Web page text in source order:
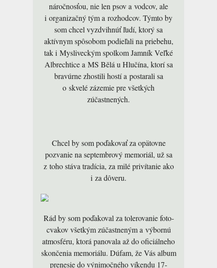
náročnosťou, nie len psov a vodcov, ale
i organizačný tým a rozhodcov. Týmto by
som chcel vyzdvihnúť ľudí, ktorý sa
aktívnym spôsobom podieľali na priebehu,
tak i Mysliveckým spolkom Jamník Veľké
Albrechtice a MS Bělá u Hlučína, ktorí sa
bravúrne zhostili hostí a postarali sa
o skvelé zázemie pre všetkých
zúčastnených.
Chcel by som poďakovať za opätovne
pozvanie na septembrový memoriál, už sa
z toho stáva tradícia, za milé privítanie ako
i za dôveru.
Rád by som poďakoval za tolerovanie foto-
cvakov všetkým zúčastneným a výbornú
atmosféru, ktorá panovala až do oficiálneho
skončenia memoriálu. Dúfam, že Vás album
prenesie do výnimočného víkendu 17-